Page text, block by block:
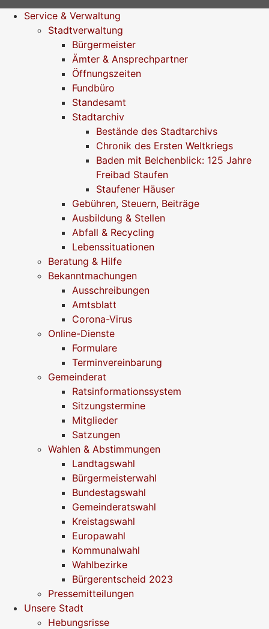
Service & Verwaltung
Stadtverwaltung
Bürgermeister
Ämter & Ansprechpartner
Öffnungszeiten
Fundbüro
Standesamt
Stadtarchiv
Bestände des Stadtarchivs
Chronik des Ersten Weltkriegs
Baden mit Belchenblick: 125 Jahre
Freibad Staufen
Staufener Häuser
Gebühren, Steuern, Beiträge
Ausbildung & Stellen
Abfall & Recycling
Lebenssituationen
Beratung & Hilfe
Bekanntmachungen
Ausschreibungen
Amtsblatt
Corona-Virus
Online-Dienste
Formulare
Terminvereinbarung
Gemeinderat
Ratsinformationssystem
Sitzungstermine
Mitglieder
Satzungen
Wahlen & Abstimmungen
Landtagswahl
Bürgermeisterwahl
Bundestagswahl
Gemeinderatswahl
Kreistagswahl
Europawahl
Kommunalwahl
Wahlbezirke
Bürgerentscheid 2023
Pressemitteilungen
Unsere Stadt
Hebungsrisse